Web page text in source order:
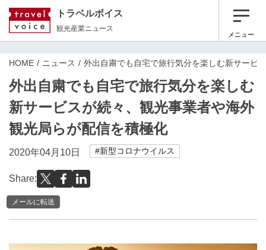
トラベルボイス
観光産業ニュース
メニュー
HOME ニュース 外出自粛でも自宅で旅行気分を楽しむ新サービ
外出自粛でも自宅で旅行気分を楽しむ
新サービスが続々、観光事業者や海外
観光局らが配信を積極化
2020年04月10日 #新型コロナウイルス
Share:
メールに転送